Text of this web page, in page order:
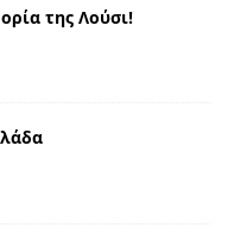
της Λούσι!